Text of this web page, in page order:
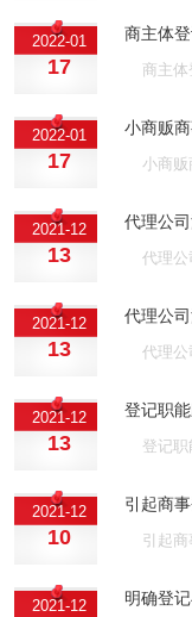
2022-01
17
商主体
商主体
2022-01
17
小商贩
小商贩
2021-12
13
代理公
2021-12
13
代理公
代理公
2021-12
13
登记职
登记职
2021-12
10
引起商
引起商
2021-12 明确登